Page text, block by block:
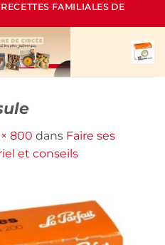
FAMILIALES DE
800 dans Faire ses
et conseils